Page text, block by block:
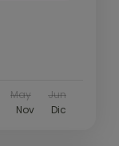
May
Jun
Nov Dic